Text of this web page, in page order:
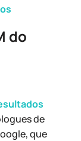
do
de
que